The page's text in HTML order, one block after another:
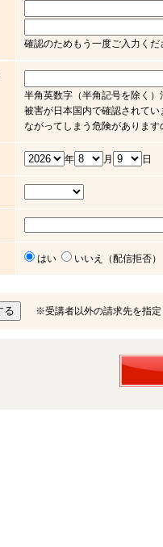
確認のためもう一度ご入力くだ
半角英数字（半角記号を除く
被害が日本国内で確認されて
ながってしまう危険がありま
年 月 日
はい いいえ（配信拒否）
※受講者以外の請求先を指定